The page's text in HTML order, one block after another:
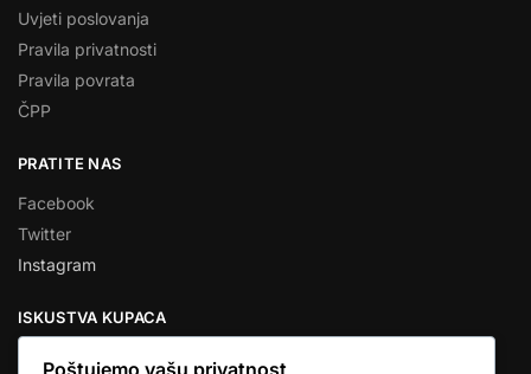
Uvjeti poslovanja
Pravila privatnosti
Pravila povrata
ČPP
PRATITE NAS
Facebook
Twitter
Instagram
ISKUSTVA KUPACA